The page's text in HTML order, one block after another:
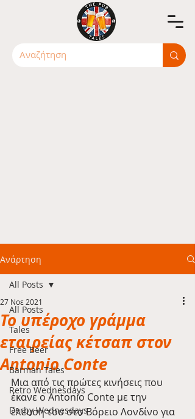
Ανάρτηση
All Posts
Tales
Free Beer
Barman Tales
Retro Wednesdays
Derby Wednesdays
All Posts
Το υπέροχο γράμμα
εταιρείας κέτσαπ στον
Antonio Conte
27 Νοε 2021
Μια από τις πρώτες κινήσεις που
έκανε ο Antonio Conte με την
έλευση του στο Βόρειο Λονδίνο για